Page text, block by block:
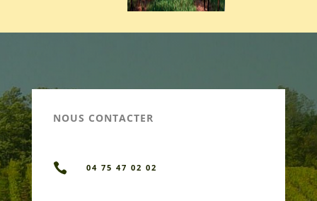
NOUS CONTACTER
 04 75 47 02 02